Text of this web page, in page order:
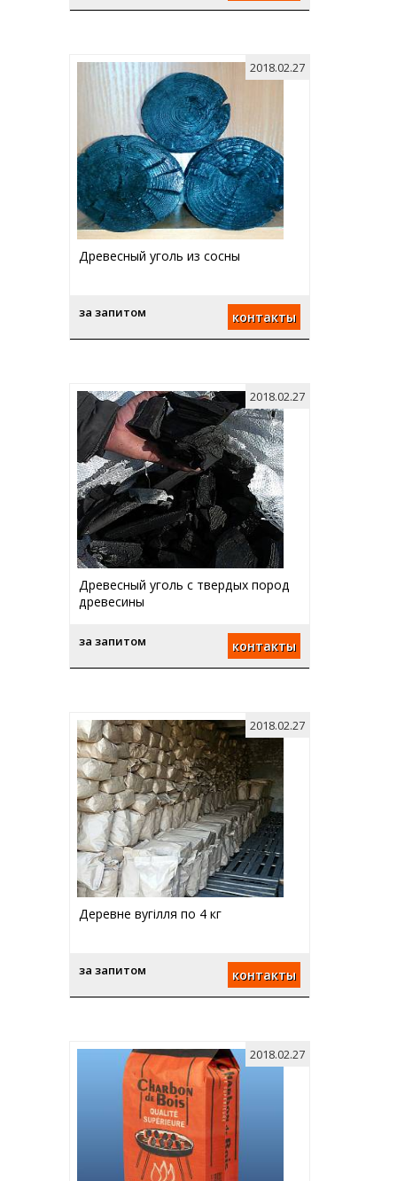
Древесный уголь из сосны
за запитом контакты
2018.02.27
Древесный уголь с твердых пород
древесины
за запитом контакты
2018.02.27
Деревне вугілля по 4 кг
за запитом контакты
2018.02.27
2018.02.27